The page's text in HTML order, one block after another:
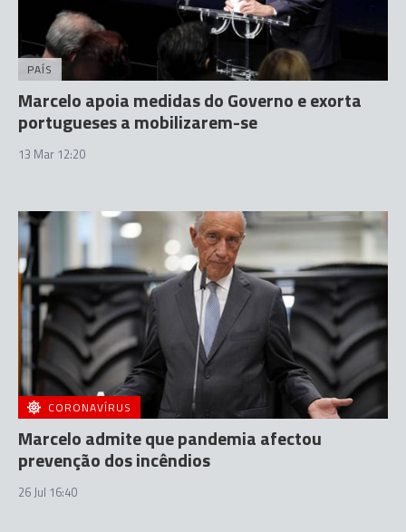
PAÍS
Marcelo apoia medidas do Governo e exorta
portugueses a mobilizarem-se
13 Mar 12:20
CORONAVÍRUS
Marcelo admite que pandemia afectou
prevenção dos incêndios
26 Jul 16:40